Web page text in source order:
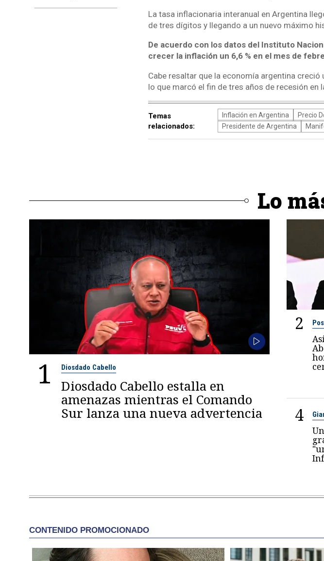
La tasa inflacionaria interanual en Argentina
de tres dígitos y llegando a un nuevo máximo
De acuerdo con los datos del Instituto
crecer la inflación un 6,6 % en el mes de
Cabe resaltar que la economía argentina creció
lo que marcó el fin de tres años de recesión en
Temas
relacionados:
Inflación en Argentina Precio
Presidente de Argentina
Lo
1 Diosdado Cabello
Diosdado Cabello estalla en
amenazas mientras el Comando
Sur lanza una nueva advertencia
2
4